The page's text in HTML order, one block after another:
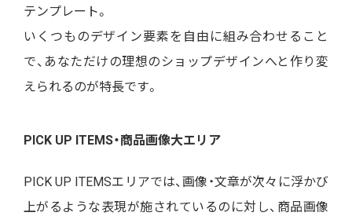
テンプレート。
いくつものデザイン要素を自由に組み合わせること
で、あなただけの理想のショップデザインへと作り変
えられるのが特長です。
PICK UP ITEMS・商品画像大エリア
PICK UP ITEMSエリアでは、画像・文章が次々に浮かび
上がるような表現が施されているのに対し、商品画像